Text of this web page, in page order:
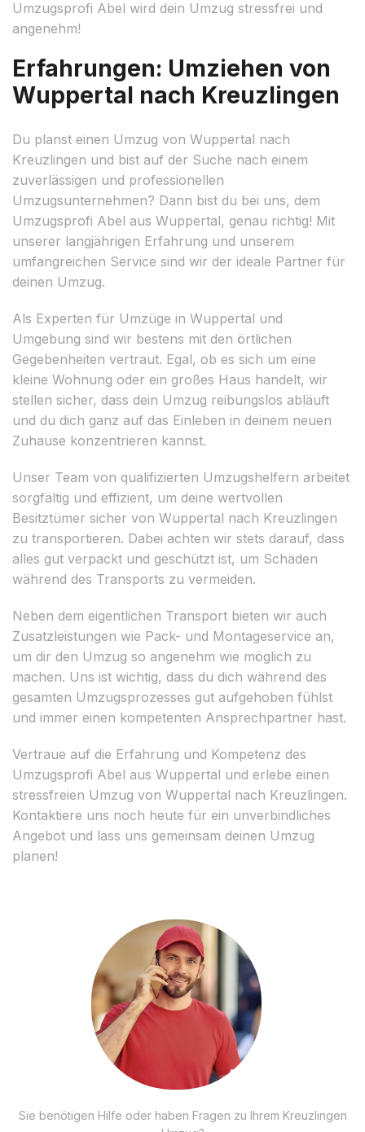
Umzugsprofi Abel wird dein Umzug stressfrei und
angenehm!
Erfahrungen: Umziehen von
Wuppertal nach Kreuzlingen
Du planst einen Umzug von Wuppertal nach
Kreuzlingen und bist auf der Suche nach einem
zuverlässigen und professionellen
Umzugsunternehmen? Dann bist du bei uns, dem
Umzugsprofi Abel aus Wuppertal, genau richtig! Mit
unserer langjährigen Erfahrung und unserem
umfangreichen Service sind wir der ideale Partner für
deinen Umzug.
Als Experten für Umzüge in Wuppertal und
Umgebung sind wir bestens mit den örtlichen
Gegebenheiten vertraut. Egal, ob es sich um eine
kleine Wohnung oder ein großes Haus handelt, wir
stellen sicher, dass dein Umzug reibungslos abläuft
und du dich ganz auf das Einleben in deinem neuen
Zuhause konzentrieren kannst.
Unser Team von qualifizierten Umzugshelfern arbeitet
sorgfältig und effizient, um deine wertvollen
Besitztümer sicher von Wuppertal nach Kreuzlingen
zu transportieren. Dabei achten wir stets darauf, dass
alles gut verpackt und geschützt ist, um Schäden
während des Transports zu vermeiden.
Neben dem eigentlichen Transport bieten wir auch
Zusatzleistungen wie Pack- und Montageservice an,
um dir den Umzug so angenehm wie möglich zu
machen. Uns ist wichtig, dass du dich während des
gesamten Umzugsprozesses gut aufgehoben fühlst
und immer einen kompetenten Ansprechpartner hast.
Vertraue auf die Erfahrung und Kompetenz des
Umzugsprofi Abel aus Wuppertal und erlebe einen
stressfreien Umzug von Wuppertal nach Kreuzlingen.
Kontaktiere uns noch heute für ein unverbindliches
Angebot und lass uns gemeinsam deinen Umzug
planen!
Sie benötigen Hilfe oder haben Fragen zu Ihrem Kreuzlingen